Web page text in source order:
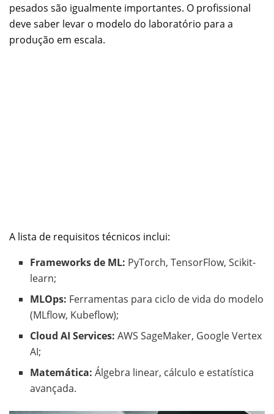
pesados são igualmente importantes. O profissional
deve saber levar o modelo do laboratório para a
produção em escala.
A lista de requisitos técnicos inclui:
Frameworks de ML: PyTorch, TensorFlow, Scikit-
learn;
MLOps: Ferramentas para ciclo de vida do modelo
(MLflow, Kubeflow);
Cloud AI Services: AWS SageMaker, Google Vertex
AI;
Matemática: Álgebra linear, cálculo e estatística
avançada.